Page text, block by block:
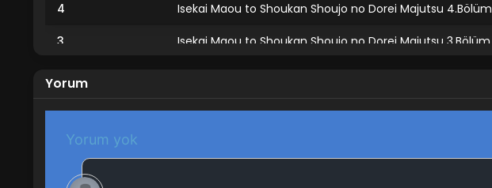
4 Isekai Maou to Shoukan Shoujo no Dorei Majutsu 4.Bölüm
3 Isekai Maou to Shoukan Shoujo no Dorei Majutsu 3.Bölüm
Yorum